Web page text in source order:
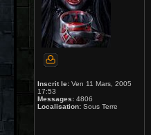
Inscrit le: Ven 11 Mars, 2005
17:53
Messages: 4806
Localisation: Sous Terre